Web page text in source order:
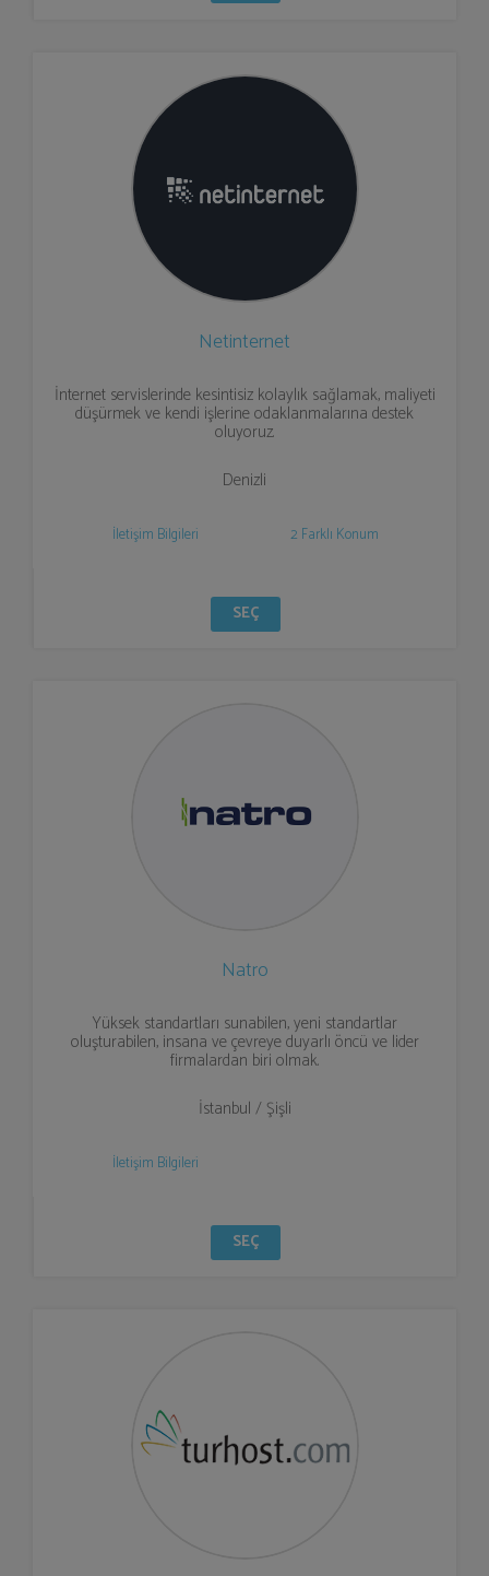
Netinternet
İnternet servislerinde kesintisiz kolaylık sağlamak, maliyeti
düşürmek ve kendi işlerine odaklanmalarına destek
oluyoruz.
Denizli
İletişim Bilgileri 2 Farklı Konum
SEÇ
Natro
Yüksek standartları sunabilen, yeni standartlar
oluşturabilen, insana ve çevreye duyarlı öncü ve lider
firmalardan biri olmak.
İstanbul / Şişli
İletişim Bilgileri
SEÇ